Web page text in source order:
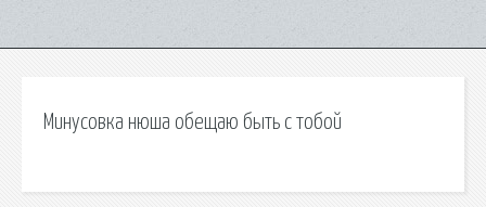
Минусовка нюша обещаю быть с тобой